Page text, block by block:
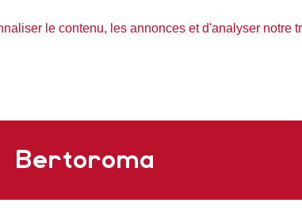
le contenu, les annonces et d'analyser notre
Bertoroma